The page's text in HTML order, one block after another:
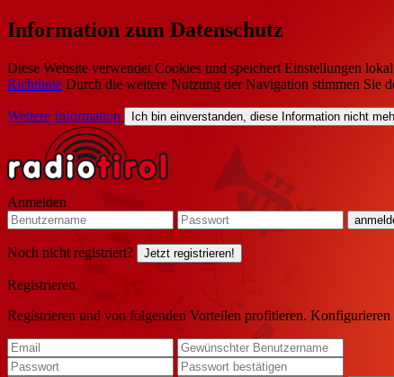
Information zum Datenschutz
Diese Website verwendet Cookies und speichert Einstellungen
Richtlinie Durch die weitere Nutzung der Navigation stimmen Sie
Weitere Information Ich bin einverstanden, diese Information nicht
Anmelden
Noch nicht registriert? Jetzt registrieren!
Registrieren
Registrieren und von folgenden Vorteilen profitieren.